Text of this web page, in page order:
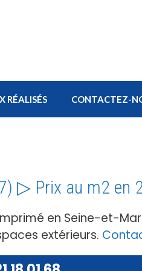
RÉALISÉS CONTACTEZ-
▷ Prix au m2 en
en Seine-et-
extérieurs.